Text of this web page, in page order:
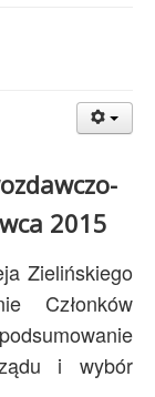
2015
Zielińskiego
Członków
i wybór